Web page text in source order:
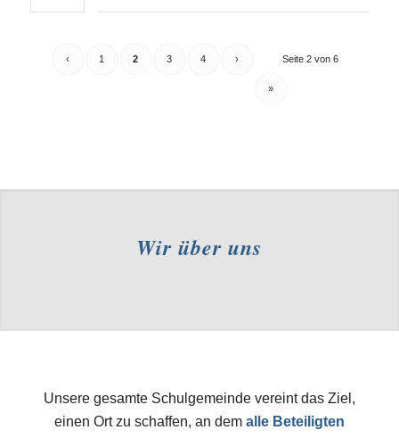
Seite 2 von 6
‹ 1 2 3 4 ›
»
Wir über uns
Unsere gesamte Schulgemeinde vereint das Ziel,
einen Ort zu schaffen, an dem alle Beteiligten